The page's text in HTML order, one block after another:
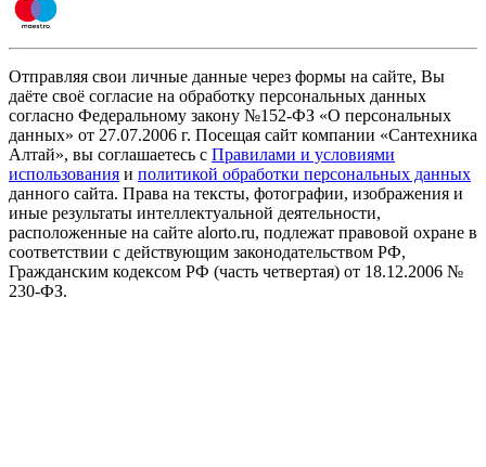
Отправляя свои личные данные через формы на сайте, Вы
даёте своё согласие на обработку персональных данных
согласно Федеральному закону №152-ФЗ «О персональных
данных» от 27.07.2006 г. Посещая сайт компании «Cантехника
Алтай», вы соглашаетесь с Правилами и условиями
использования и политикой обработки персональных данных
данного сайта. Права на тексты, фотографии, изображения и
иные результаты интеллектуальной деятельности,
расположенные на сайте alorto.ru, подлежат правовой охране в
соответствии с действующим законодательством РФ,
Гражданским кодексом РФ (часть четвертая) от 18.12.2006 №
230-ФЗ.